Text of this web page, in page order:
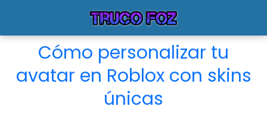
Cómo personalizar tu
avatar en Roblox con skins
únicas